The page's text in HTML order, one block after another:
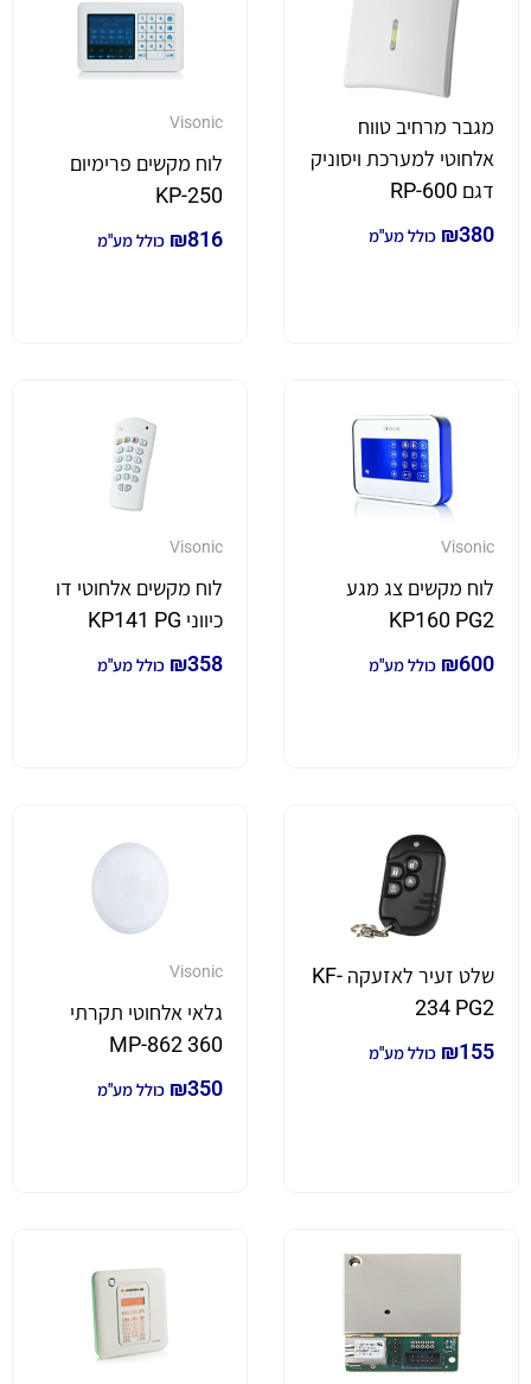
מגבר מרחיב טווח
אלחוטי למערכת ויסוניק
דגם RP-600
₪380 כולל מע"מ
Visonic
לוח מקשים פרימיום
KP-250
₪816 כולל מע"מ
Visonic
לוח מקשים צג מגע
KP160 PG2
₪600 כולל מע"מ
Visonic
לוח מקשים אלחוטי דו
כיווני KP141 PG
₪358 כולל מע"מ
שלט זעיר לאזעקה KF-
234 PG2
₪155 כולל מע"מ
Visonic
גלאי אלחוטי תקרתי
360 MP-862
₪350 כולל מע"מ